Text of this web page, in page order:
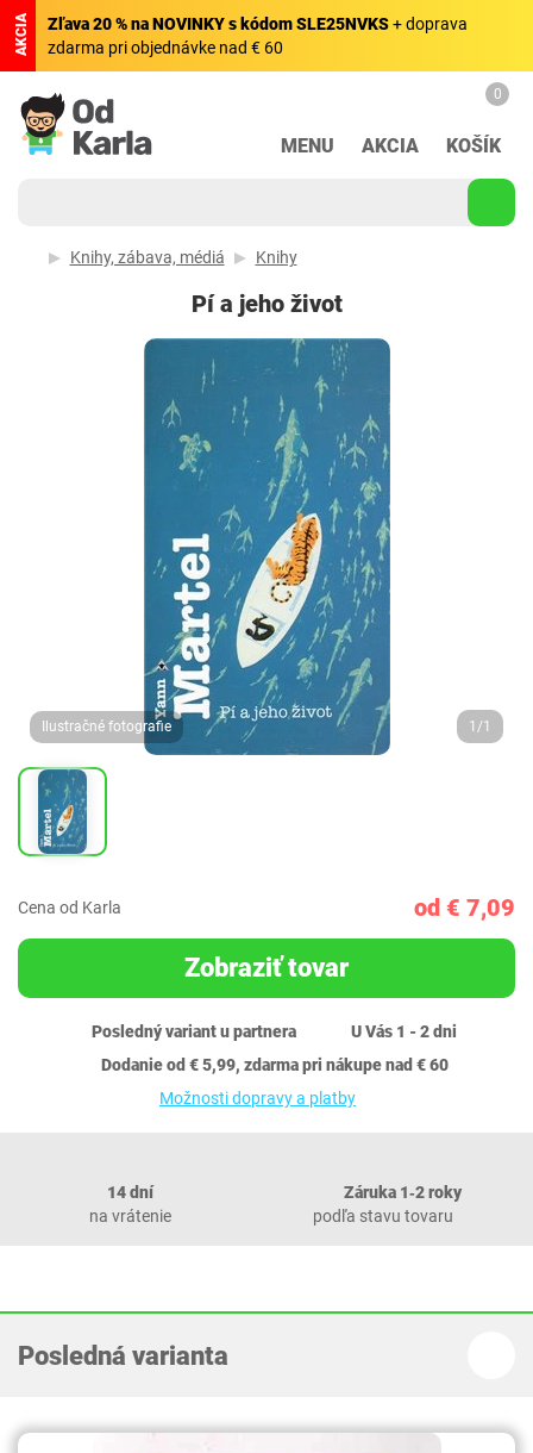
AKCIA Zľava 20 % na NOVINKY s kódom SLE25NVKS+ doprava
zdarma pri objednávke nad € 60
MENU AKCIA
0
KOŠÍK
Knihy, zábava, médiá Knihy
Pí a jeho život
Ilustračné fotografie 1/1
Cena od Karla od € 7,09
Zobraziť tovar
Posledný variant u partnera
U Vás 1 - 2 dni
Dodanie od € 5,99, zdarma pri nákupe nad € 60
Možnosti dopravy a platby
14 dní
na vrátenie
Záruka 1‐2 roky
podľa stavu tovaru
Posledná varianta